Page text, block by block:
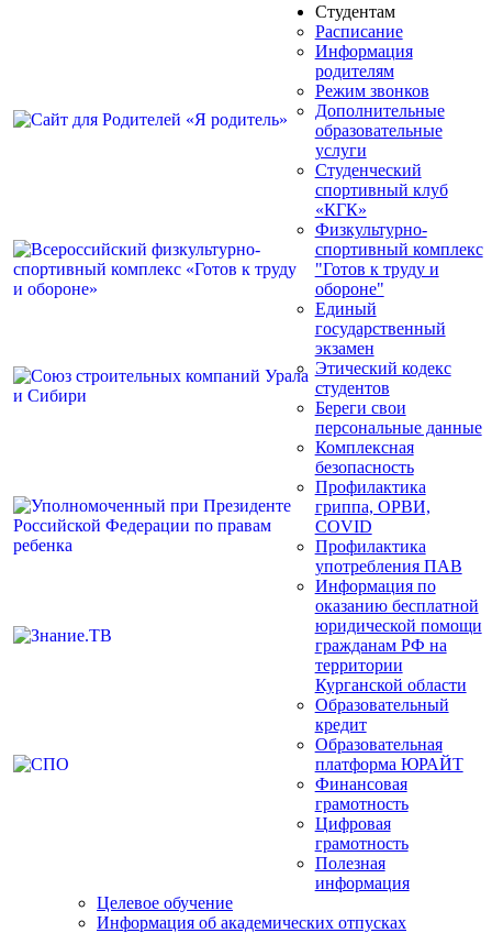
Студентам
Расписание
Информация
родителям
Режим звонков
Дополнительные
образовательные
услуги
Студенческий
спортивный клуб
«КГК»
Физкультурно-
спортивный комплекс
"Готов к труду и
обороне"
Единый
государственный
экзамен
Этический кодекс
студентов
Береги свои
персональные данные
Комплексная
безопасность
Профилактика
гриппа, ОРВИ,
COVID
Профилактика
употребления ПАВ
Информация по
оказанию бесплатной
юридической помощи
гражданам РФ на
территории
Курганской области
Образовательный
кредит
Образовательная
платформа ЮРАЙТ
Финансовая
грамотность
Цифровая
грамотность
Полезная
информация
Целевое обучение
Информация об академических отпусках